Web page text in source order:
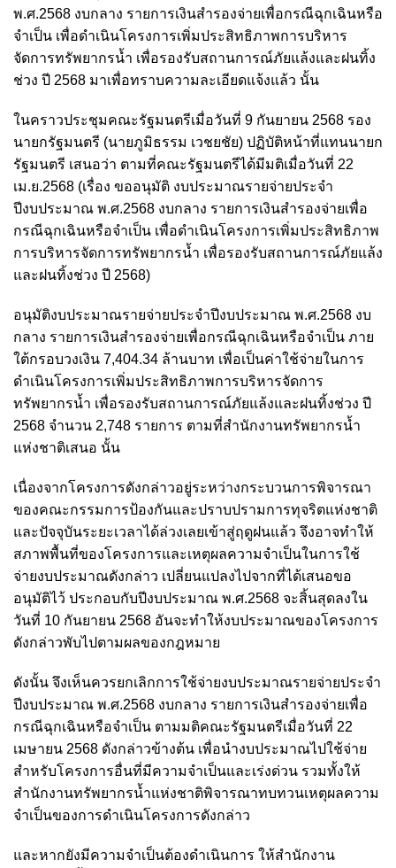
พ.ศ.2568 งบกลาง รายการเงินสำรองจ่ายเพื่อกรณีฉุกเฉินหรือ
จำเป็น เพื่อดำเนินโครงการเพิ่มประสิทธิภาพการบริหาร
จัดการทรัพยากรน้ำ เพื่อรองรับสถานการณ์ภัยแล้งและฝนทิ้ง
ช่วง ปี 2568 มาเพื่อทราบความละเอียดแจ้งแล้ว นั้น
ในคราวประชุมคณะรัฐมนตรีเมื่อวันที่ 9 กันยายน 2568 รอง
นายกรัฐมนตรี (นายภูมิธรรม เวชยชัย) ปฏิบัติหน้าที่แทนนายก
รัฐมนตรี เสนอว่า ตามที่คณะรัฐมนตรีได้มีมติเมื่อวันที่ 22
เม.ย.2568 (เรื่อง ขออนุมัติ งบประมาณรายจ่ายประจำ
ปีงบประมาณ พ.ศ.2568 งบกลาง รายการเงินสำรองจ่ายเพื่อ
กรณีฉุกเฉินหรือจำเป็น เพื่อดำเนินโครงการเพิ่มประสิทธิภาพ
การบริหารจัดการทรัพยากรน้ำ เพื่อรองรับสถานการณ์ภัยแล้ง
และฝนทิ้งช่วง ปี 2568)
อนุมัติงบประมาณรายจ่ายประจำปีงบประมาณ พ.ศ.2568 งบ
กลาง รายการเงินสำรองจ่ายเพื่อกรณีฉุกเฉินหรือจำเป็น ภาย
ใต้กรอบวงเงิน 7,404.34 ล้านบาท เพื่อเป็นค่าใช้จ่ายในการ
ดำเนินโครงการเพิ่มประสิทธิภาพการบริหารจัดการ
ทรัพยากรน้ำ เพื่อรองรับสถานการณ์ภัยแล้งและฝนทิ้งช่วง ปี
2568 จำนวน 2,748 รายการ ตามที่สำนักงานทรัพยากรน้ำ
แห่งชาติเสนอ นั้น
เนื่องจากโครงการดังกล่าวอยู่ระหว่างกระบวนการพิจารณา
ของคณะกรรมการป้องกันและปราบปรามการทุจริตแห่งชาติ
และปัจจุบันระยะเวลาได้ล่วงเลยเข้าสู่ฤดูฝนแล้ว จึงอาจทำให้
สภาพพื้นที่ของโครงการและเหตุผลความจำเป็นในการใช้
จ่ายงบประมาณดังกล่าว เปลี่ยนแปลงไปจากที่ได้เสนอขอ
อนุมัติไว้ ประกอบกับปีงบประมาณ พ.ศ.2568 จะสิ้นสุดลงใน
วันที่ 10 กันยายน 2568 อันจะทำให้งบประมาณของโครงการ
ดังกล่าวพับไปตามผลของกฎหมาย
ดังนั้น จึงเห็นควรยกเลิกการใช้จ่ายงบประมาณรายจ่ายประจำ
ปีงบประมาณ พ.ศ.2568 งบกลาง รายการเงินสำรองจ่ายเพื่อ
กรณีฉุกเฉินหรือจำเป็น ตามมติคณะรัฐมนตรีเมื่อวันที่ 22
เมษายน 2568 ดังกล่าวข้างต้น เพื่อนำงบประมาณไปใช้จ่าย
สำหรับโครงการอื่นที่มีความจำเป็นและเร่งด่วน รวมทั้งให้
สำนักงานทรัพยากรน้ำแห่งชาติพิจารณาทบทวนเหตุผลความ
จำเป็นของการดำเนินโครงการดังกล่าว
และหากยังมีความจำเป็นต้องดำเนินการ ให้สำนักงาน